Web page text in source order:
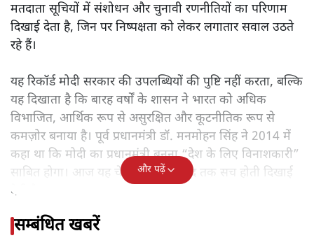
मतदाता सूचियों में संशोधन और चुनावी रणनीतियों का परिणाम
दिखाई देता है, जिन पर निष्पक्षता को लेकर लगातार सवाल उठते
रहे हैं।
यह रिकॉर्ड मोदी सरकार की उपलब्धियों की पुष्टि नहीं करता, बल्कि
यह दिखाता है कि बारह वर्षों के शासन ने भारत को अधिक
विभाजित, आर्थिक रूप से असुरक्षित और कूटनीतिक रूप से
कमज़ोर बनाया है। पूर्व प्रधानमंत्री डॉ. मनमोहन सिंह ने 2014 में
कहा था कि मोदी का प्रधानमंत्री बनना “देश के लिए विनाशकारी”
साबित होगा। आज यह चेतावनी काफ़ी हद तक सच होती दिखाई
देती है।
और पढ़ें
सम्बंधित खबरें